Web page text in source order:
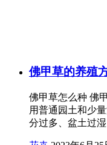
佛甲草的养殖
佛甲草怎么种 佛
用普通园土和少
分过多、盆土过